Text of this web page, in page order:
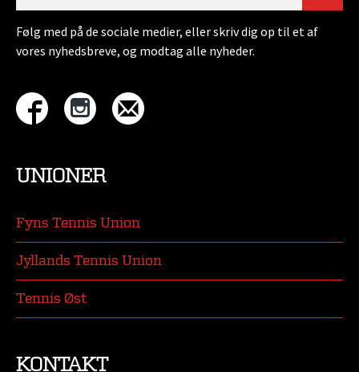
Følg med på de sociale medier, eller skriv dig op til et af
vores nyhedsbreve, og modtag alle nyheder.
UNIONER
Fyns Tennis Union
Jyllands Tennis Union
Tennis Øst
KONTAKT